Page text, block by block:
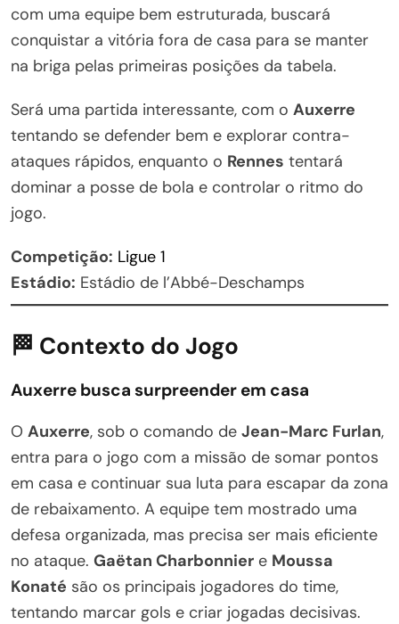
com uma equipe bem estruturada, buscará
conquistar a vitória fora de casa para se manter
na briga pelas primeiras posições da tabela.
Será uma partida interessante, com o Auxerre
tentando se defender bem e explorar contra-
ataques rápidos, enquanto o Rennes tentará
dominar a posse de bola e controlar o ritmo do
jogo.
Competição: Ligue 1
Estádio: Estádio de l’Abbé-Deschamps
🏁 Contexto do Jogo
Auxerre busca surpreender em casa
O Auxerre, sob o comando de Jean-Marc Furlan,
entra para o jogo com a missão de somar pontos
em casa e continuar sua luta para escapar da zona
de rebaixamento. A equipe tem mostrado uma
defesa organizada, mas precisa ser mais eficiente
no ataque. Gaëtan Charbonnier e Moussa
Konaté são os principais jogadores do time,
tentando marcar gols e criar jogadas decisivas.